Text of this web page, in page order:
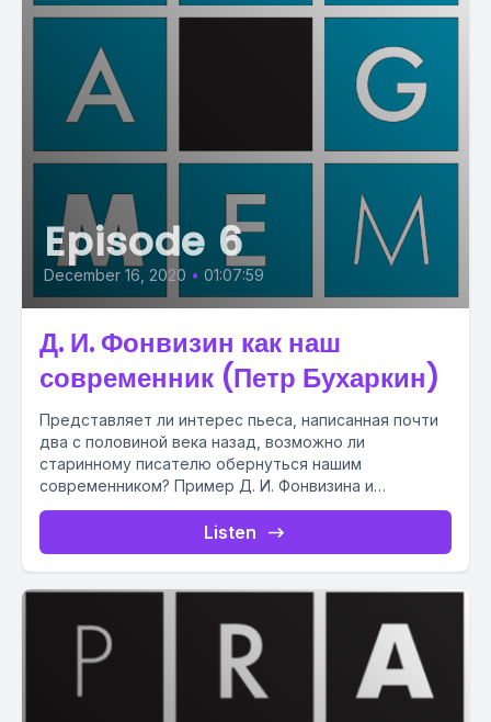
Episode 6
December 16, 2020 • 01:07:59
Д. И. Фонвизин как наш
современник (Петр Бухаркин)
Представляет ли интерес пьеса, написанная почти
два с половиной века назад, возможно ли
старинному писателю обернуться нашим
современником? Пример Д. И. Фонвизина и
главного...
Listen